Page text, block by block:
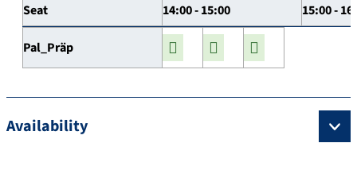
Seat 14:00 - 15:00 15:00 -
Pal_Präp
Availability